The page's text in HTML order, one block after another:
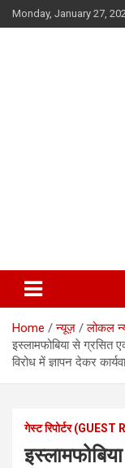
Skip
to
Monday, January 27,
सूफी की
Home न्यूज़
लोकल
इस्लामफोबिया से ग्रसित
विरोध में ज्ञापन देकर
गेस्ट रिपोर्टर (GUEST